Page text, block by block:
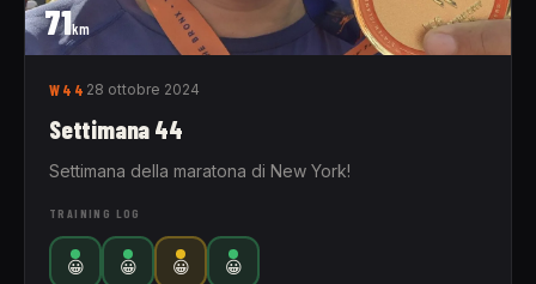
71km
W44 28 ottobre 2024
Settimana 44
Settimana della maratona di New York!
TRAINING LOG
😀 😀 😀 😀